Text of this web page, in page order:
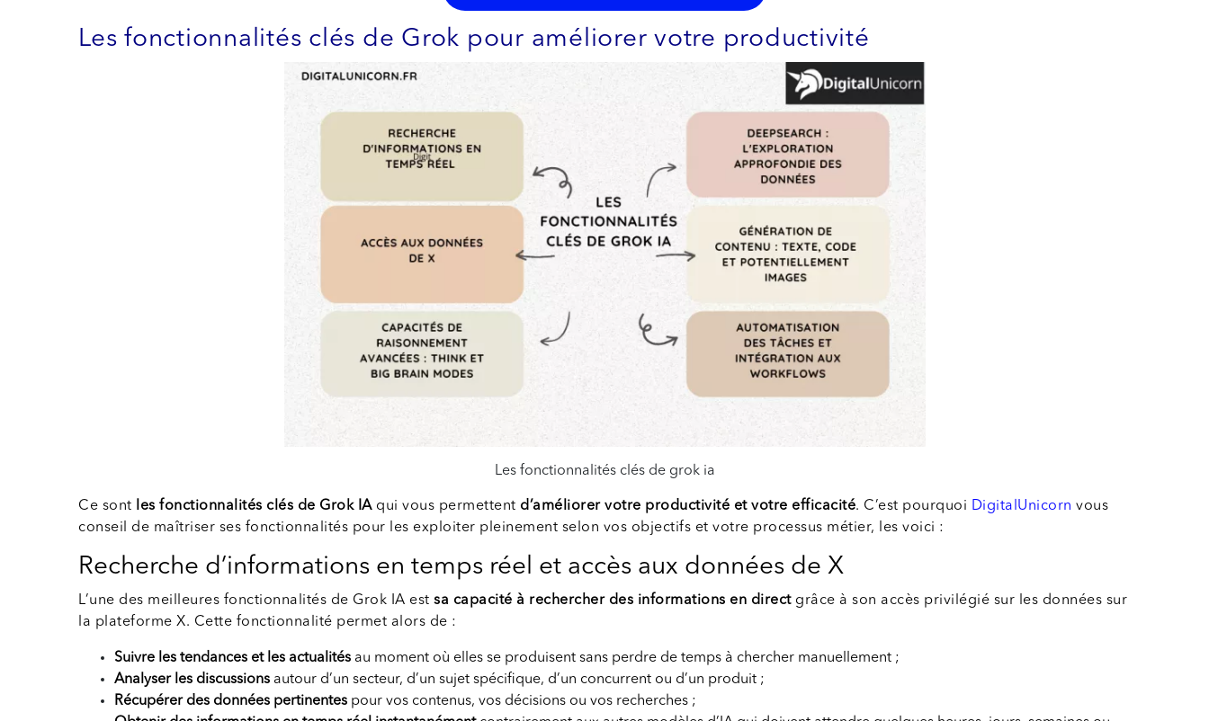
Les fonctionnalités clés de Grok pour améliorer votre productivité
Les fonctionnalités clés de grok ia
Ce sont les fonctionnalités clés de Grok IAqui vous permettent d’améliorer votre productivité et votre efficacité. C’est pourquoi DigitalUnicorn vous
conseil de maîtriser ses fonctionnalités pour les exploiter pleinement selon vos objectifs et votre processus métier, les voici :
Recherche d’informations en temps réel et accès aux données de X
L’une des meilleures fonctionnalités de Grok IA est sa capacité à rechercher des informations en direct grâce à son accès privilégié sur les données sur
la plateforme X. Cette fonctionnalité permet alors de :
Suivre les tendances et les actualités au moment où elles se produisent sans perdre de temps à chercher manuellement ;
Analyser les discussions autour d’un secteur, d’un sujet spécifique, d’un concurrent ou d’un produit ;
Récupérer des données pertinentes pour vos contenus, vos décisions ou vos recherches ;